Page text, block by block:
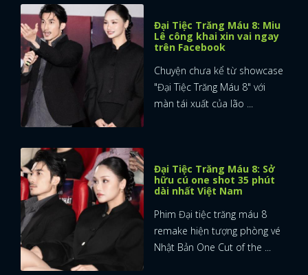
Đại Tiệc Trăng Máu 8: Miu
Lê công khai xin vai ngay
trên Facebook
Chuyện chưa kể từ showcase
"Đại Tiệc Trăng Máu 8" với
màn tái xuất của lão ...
Đại Tiệc Trăng Máu 8: Sở
hữu cú one shot 35 phút
dài nhất Việt Nam
Phim Đại tiệc trăng máu 8
remake hiện tượng phòng vé
Nhật Bản One Cut of the ...